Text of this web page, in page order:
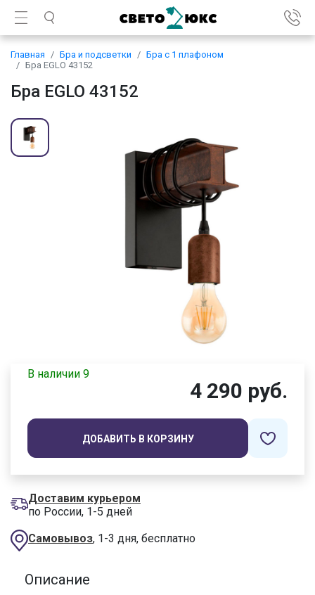
Главная Бра и подсветки
Бра с 1 плафоном
Бра EGLO 43152
Бра EGLO 43152
В наличии 9
4 290 руб.
ДОБАВИТЬ В КОРЗИНУ
Доставим курьером
по России, 1-5 дней
Самовывоз, 1-3 дня, бесплатно
Описание